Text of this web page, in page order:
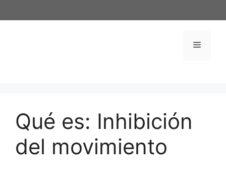
al
Menú
Qué es: Inhibición
del movimiento